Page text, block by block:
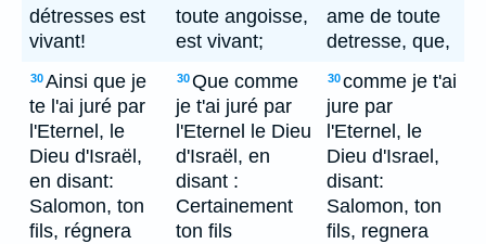
détresses est
vivant!
toute angoisse,
est vivant;
ame de toute
detresse, que,
30Ainsi que je
te l'ai juré par
l'Eternel, le
Dieu d'Israël,
en disant:
Salomon, ton
fils, régnera
30Que comme
je t'ai juré par
l'Eternel le Dieu
d'Israël, en
disant :
Certainement
ton fils
30comme je t'ai
jure par
l'Eternel, le
Dieu d'Israel,
disant:
Salomon, ton
fils, regnera